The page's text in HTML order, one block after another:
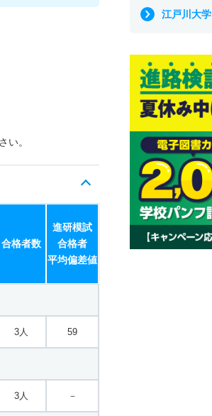
い。
合格者数
進研模試
合格者
平均偏差値
3人 59
3人 －
江戸川大学